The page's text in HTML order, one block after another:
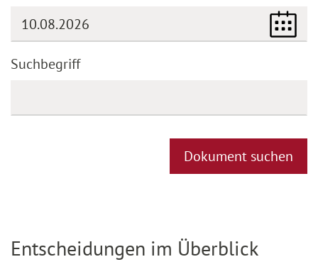
Suchbegriff
Dokument suchen
Entscheidungen im Überblick